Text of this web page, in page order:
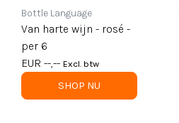
Bottle Language
Van harte wijn - rosé -
per 6
EUR --,-- Excl. btw
SHOP NU